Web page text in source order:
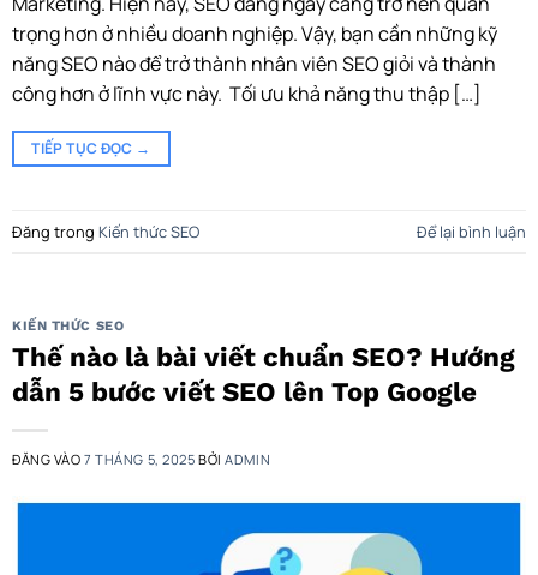
trọng hơn ở nhiều doanh nghiệp. Vậy, bạn cần những kỹ
năng SEO nào để trở thành nhân viên SEO giỏi và thành
công hơn ở lĩnh vực này. Tối ưu khả năng thu thập […]
TIẾP TỤC ĐỌC →
Đăng trong Kiến thức SEO Để lại bình luận
KIẾN THỨC SEO
Thế nào là bài viết chuẩn SEO? Hướng
dẫn 5 bước viết SEO lên Top Google
ĐĂNG VÀO7 THÁNG 5, 2025 BỞIADMIN